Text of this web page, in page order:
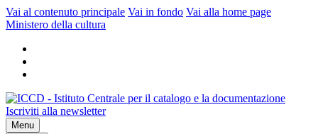
Vai al contenuto principale Vai in fondo Vai alla home page
Ministero della cultura
Iscriviti alla newsletter
Menu